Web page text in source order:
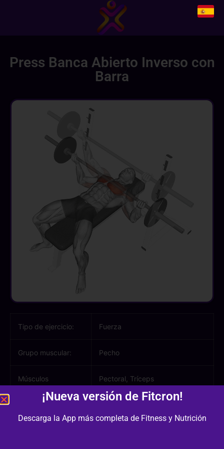
Press Banca Abierto Inverso con
Barra
Tipo de ejercicio: Fuerza
Grupo muscular: Pecho
Músculos
Pectoral, Tríceps
Equipamiento /
Banco Plano, Barra Larga
¡Nueva versión de Fitcron!
Descarga la App más completa de Fitness y Nutrición